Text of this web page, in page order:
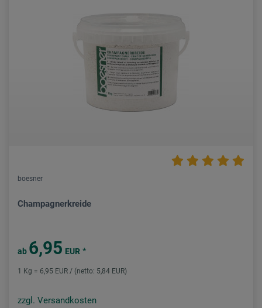
boesner
Champagnerkreide
ab 6,95 EUR *
1 Kg = 6,95 EUR / (netto: 5,84 EUR)
zzgl. Versandkosten